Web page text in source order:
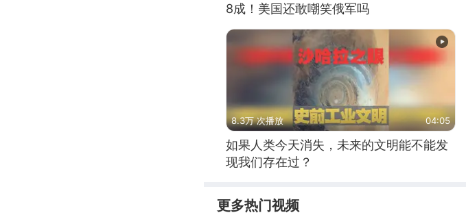
8成！美国还敢嘲笑俄军吗
8.3万 次播放 04:05
如果人类今天消失，未来的文明能不能发
现我们存在过？
更多热门视频